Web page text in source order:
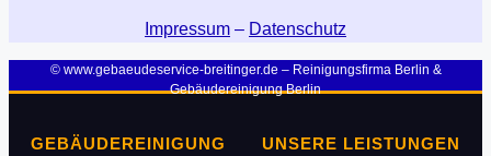
Impressum – Datenschutz
© www.gebaeudeservice-breitinger.de – Reinigungsfirma Berlin &
Gebäudereinigung Berlin
GEBÄUDEREINIGUNG
UNSERE LEISTUNGEN